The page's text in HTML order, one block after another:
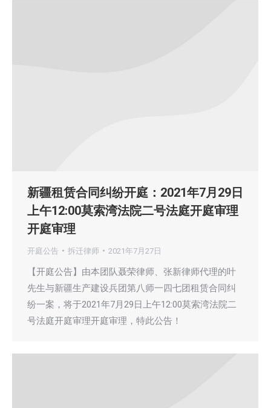
新疆租赁合同纠纷开庭：2021年7月29日
上午12:00莫索湾法院二号法庭开庭审理
开庭审理
开庭公告 拆迁律师 2021年7月27日
【开庭公告】由本团队聂荣律师、张新律师代理的叶
先生与新疆生产建设兵团第八师一四七团租赁合同纠
纷一案，将于2021年7月29日上午12:00莫索湾法院二
号法庭开庭审理开庭审理，特此公告！